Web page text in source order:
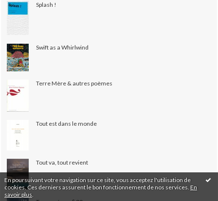
En poursuivant votre navigation sur ce site, vous acceptez l'utilisation de
cookies. Ces derniers assurent le bon fonctionnement de nos services. En
savoir plus
Splash !
Swift as a Whirlwind
Terre Mère & autres poèmes
Tout est dans le monde
Tout va, tout revient